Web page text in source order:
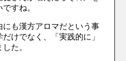
すね。
も漢方アロマだという事
けでなく、「実践的に」
た。